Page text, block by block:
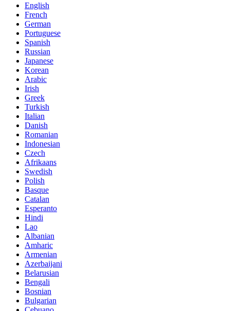
English
French
German
Portuguese
Spanish
Russian
Japanese
Korean
Arabic
Irish
Greek
Turkish
Italian
Danish
Romanian
Indonesian
Czech
Afrikaans
Swedish
Polish
Basque
Catalan
Esperanto
Hindi
Lao
Albanian
Amharic
Armenian
Azerbaijani
Belarusian
Bengali
Bosnian
Bulgarian